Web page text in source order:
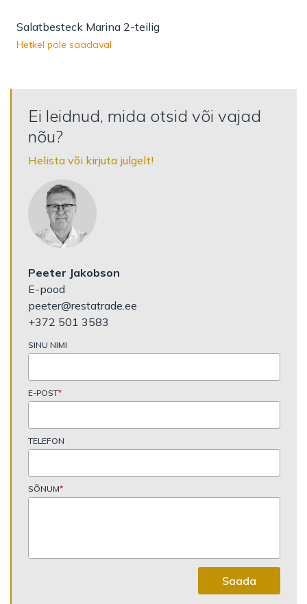
Salatbesteck Marina 2-teilig
Hetkel pole saadaval
Ei leidnud, mida otsid või vajad
nõu?
Helista või kirjuta julgelt!
Peeter Jakobson
E-pood
peeter@restatrade.ee
+372 501 3583
SINU NIMI
E-POST*
TELEFON
SÕNUM*
Saada